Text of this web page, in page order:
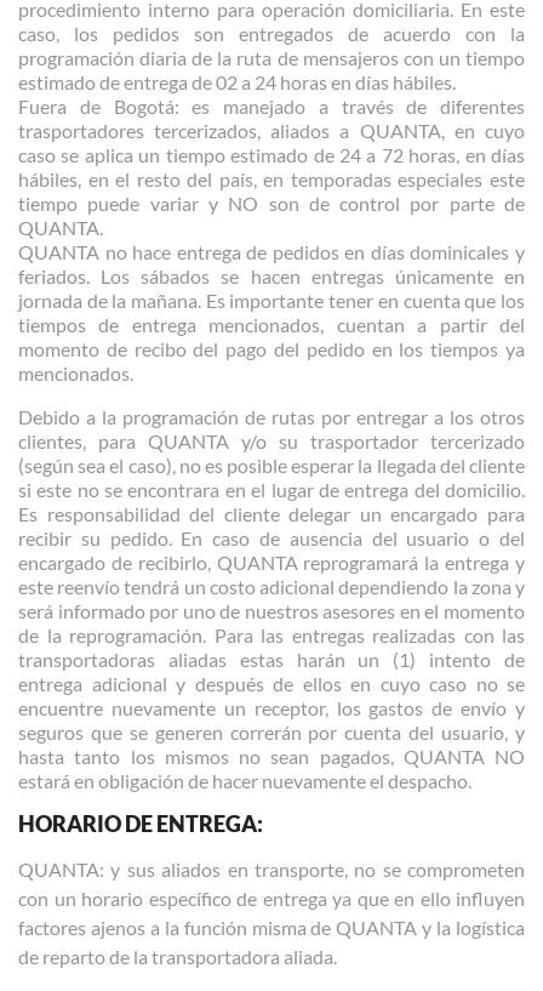
procedimiento interno para operación domiciliaria. En este
caso, los pedidos son entregados de acuerdo con la
programación diaria de la ruta de mensajeros con un tiempo
estimado de entrega de 02 a 24 horas en días hábiles.
Fuera de Bogotá: es manejado a través de diferentes
trasportadores tercerizados, aliados a QUANTA, en cuyo
caso se aplica un tiempo estimado de 24 a 72 horas, en días
hábiles, en el resto del país, en temporadas especiales este
tiempo puede variar y NO son de control por parte de
QUANTA.
QUANTA no hace entrega de pedidos en días dominicales y
feriados. Los sábados se hacen entregas únicamente en
jornada de la mañana. Es importante tener en cuenta que los
tiempos de entrega mencionados, cuentan a partir del
momento de recibo del pago del pedido en los tiempos ya
mencionados.
Debido a la programación de rutas por entregar a los otros
clientes, para QUANTA y/o su trasportador tercerizado
(según sea el caso), no es posible esperar la llegada del cliente
si este no se encontrara en el lugar de entrega del domicilio.
Es responsabilidad del cliente delegar un encargado para
recibir su pedido. En caso de ausencia del usuario o del
encargado de recibirlo, QUANTA reprogramará la entrega y
este reenvío tendrá un costo adicional dependiendo la zona y
será informado por uno de nuestros asesores en el momento
de la reprogramación. Para las entregas realizadas con las
transportadoras aliadas estas harán un (1) intento de
entrega adicional y después de ellos en cuyo caso no se
encuentre nuevamente un receptor, los gastos de envío y
seguros que se generen correrán por cuenta del usuario, y
hasta tanto los mismos no sean pagados, QUANTA NO
estará en obligación de hacer nuevamente el despacho.
HORARIO DE ENTREGA:
QUANTA: y sus aliados en transporte, no se comprometen
con un horario específico de entrega ya que en ello influyen
factores ajenos a la función misma de QUANTA y la logística
de reparto de la transportadora aliada.